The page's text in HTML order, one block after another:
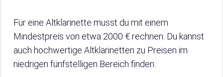
Für eine Altklarinette musst du mit einem
Mindestpreis von etwa 2000 € rechnen. Du kannst
auch hochwertige Altklarinetten zu Preisen im
niedrigen fünfstelligen Bereich finden.